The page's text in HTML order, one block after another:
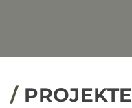
/PROJEKTE